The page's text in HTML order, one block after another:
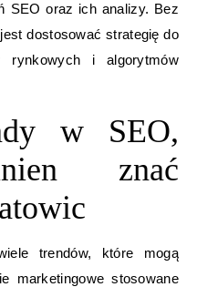
SEO oraz ich analizy. Bez
dostosować strategię do
rynkowych i algorytmów
w SEO,
znać
trendów, które mogą
marketingowe stosowane